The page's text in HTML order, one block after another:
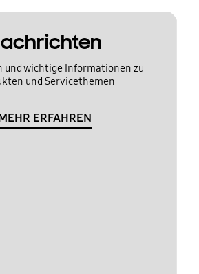
und wichtige Informationen zu
und Servicethemen
ERFAHREN